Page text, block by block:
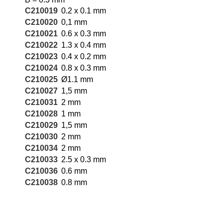
C210019 0.2 x 0.1 mm
C210020 0,1 mm
C210021 0.6 x 0.3 mm
C210022 1.3 x 0.4 mm
C210023 0.4 x 0.2 mm
C210024 0.8 x 0.3 mm
C210025 Ø1.1 mm
C210027 1,5 mm
C210031 2 mm
C210028 1 mm
C210029 1,5 mm
C210030 2 mm
C210034 2 mm
C210033 2.5 x 0.3 mm
C210036 0.6 mm
C210038 0.8 mm